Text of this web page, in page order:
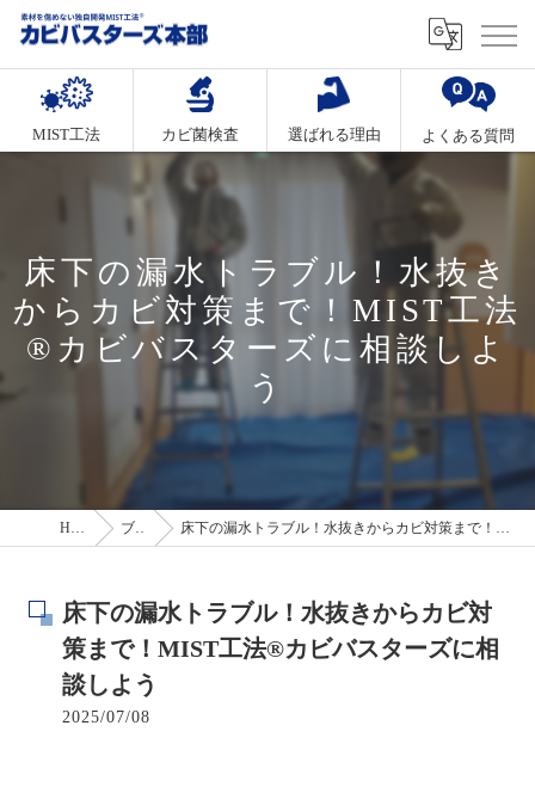
MIST工法 カビ菌検査 選ばれる理由 よくある質問
床下の漏水トラブル！水抜き
からカビ対策まで！MIST工法
®カビバスターズに相談しよ
う
HOME ブログ 床下の漏水トラブル！水抜きからカビ対策まで！MIST工法®カビバスターズに相談しよう
床下の漏水トラブル！水抜きからカビ対
策まで！MIST工法®カビバスターズに相
談しよう
2025/07/08